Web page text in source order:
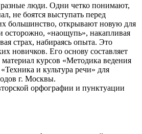
люди. Одни четко понимают,
не боятся выступать перед
большинство, открывают новую для
осторожно, «наощупь», накапливая
страх, набираясь опыта. Это
новичков. Его основу составляет
курсов «Методика ведения
и культура речи» для
г. Москвы.
орфографии и пунктуации